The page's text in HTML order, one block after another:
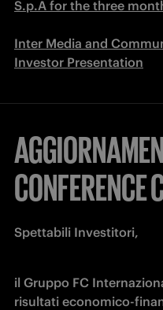
S.p.A for the three
Inter Media and
Investor Presentation
CONFERENCE
Spettabili Investitori,
il Gruppo FC
risultati economico-